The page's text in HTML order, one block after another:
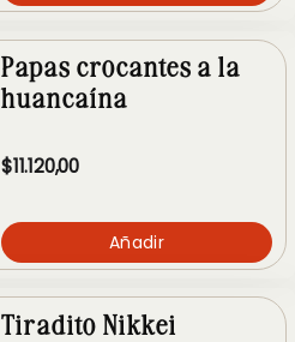
Papas crocantes a la
huancaína
$11.120,00
Añadir
Tiradito Nikkei